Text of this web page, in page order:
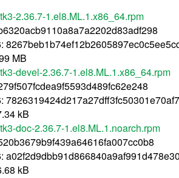
2.36.7-1.el8.ML.1.x86_64.rpm
MB
devel-2.36.7-1.el8.ML.1.x86_64.rpm
kB
doc-2.36.7-1.el8.ML.1.noarch.rpm
kB